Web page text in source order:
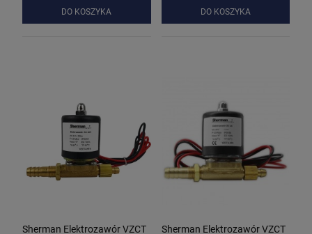
DO KOSZYKA DO KOSZYKA
Sherman Elektrozawór VZCT
Sherman Elektrozawór VZCT